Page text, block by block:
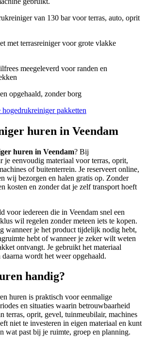
van 130 bar voor terras, auto, oprit
met terrasreiniger voor grote vlakke
meegeleverd voor randen en
opgehaald, zonder borg
pakketten
huren in Veendam
huren in Veendam? Bij
eenvoudig materiaal voor terras, oprit,
of buitenterrein. Je reserveert online,
wij bezorgen en halen gratis op. Zonder
kosten en zonder dat je zelf transport hoeft
voor iedereen die in Veendam snel een
wil regelen zonder meteen iets te kopen.
wanneer je het product tijdelijk nodig hebt,
hebt of wanneer je zeker wilt weten
ontvangt. Je gebruikt het materiaal
wordt het weer opgehaald.
handig?
huren is praktisch voor eenmalige
en situaties waarin betrouwbaarheid
terras, oprit, gevel, tuinmeubilair, machines
niet te investeren in eigen materiaal en kunt
wat past bij je ruimte, groep en planning.